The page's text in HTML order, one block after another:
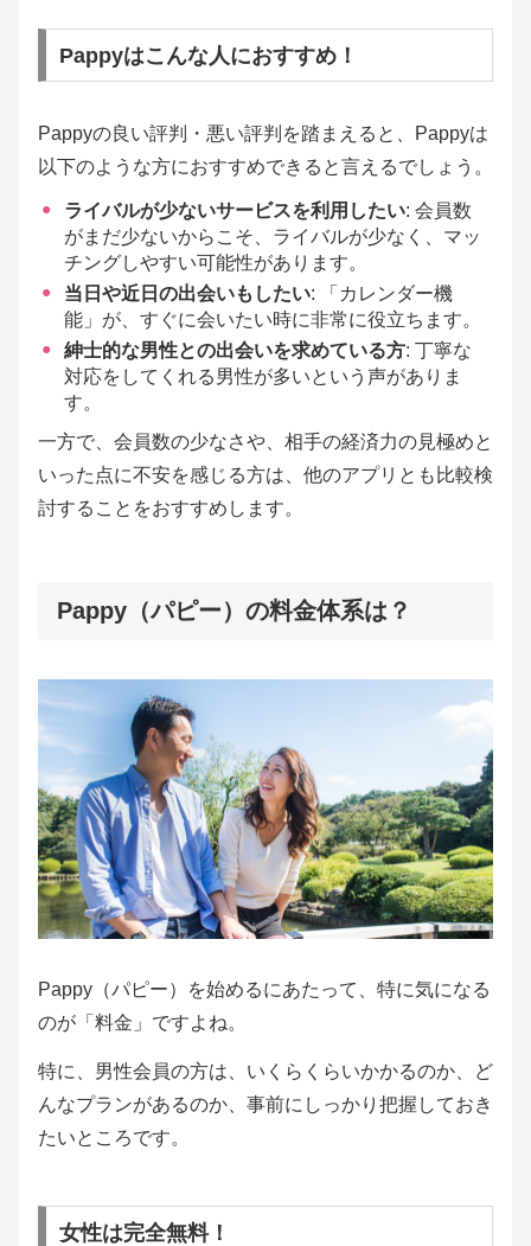
Pappyはこんな人におすすめ！
Pappyの良い評判・悪い評判を踏まえると、Pappyは
以下のような方におすすめできると言えるでしょう。
ライバルが少ないサービスを利用したい: 会員数
がまだ少ないからこそ、ライバルが少なく、マッ
チングしやすい可能性があります。
当日や近日の出会いもしたい: 「カレンダー機
能」が、すぐに会いたい時に非常に役立ちます。
紳士的な男性との出会いを求めている方: 丁寧な
対応をしてくれる男性が多いという声がありま
す。
一方で、会員数の少なさや、相手の経済力の見極めと
いった点に不安を感じる方は、他のアプリとも比較検
討することをおすすめします。
Pappy（パピー）の料金体系は？
Pappy（パピー）を始めるにあたって、特に気になる
のが「料金」ですよね。
特に、男性会員の方は、いくらくらいかかるのか、ど
んなプランがあるのか、事前にしっかり把握しておき
たいところです。
女性は完全無料！